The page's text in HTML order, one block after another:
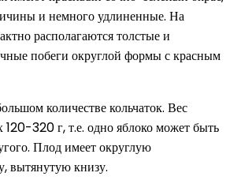
и немного удлиненные. На
располагаются толстые и
побеги округлой формы с красным
количестве кольчаток. Вес
120-320 г, т.е. одно яблоко может быть
Плод имеет округлую
вытянутую книзу.